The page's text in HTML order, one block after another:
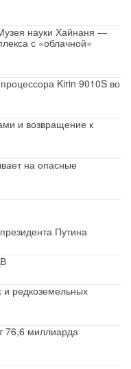
науки Хайнаня —
с «облачной»
Kirin 9010S во
и возвращение к
на опасные
Путина
редкоземельных
76,6 миллиарда